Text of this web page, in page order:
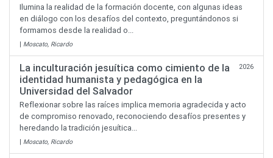
Ilumina la realidad de la formación docente, con algunas ideas
en diálogo con los desafíos del contexto, preguntándonos si
formamos desde la realidad o...
| Moscato, Ricardo
La inculturación jesuítica como cimiento de la
identidad humanista y pedagógica en la
Universidad del Salvador
2026
Reflexionar sobre las raíces implica memoria agradecida y acto
de compromiso renovado, reconociendo desafíos presentes y
heredando la tradición jesuítica...
| Moscato, Ricardo